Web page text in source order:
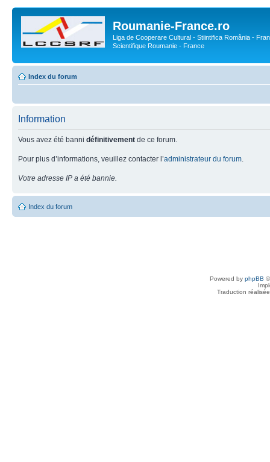
Roumanie-France.ro
Liga de Cooperare Cultural - Stiintifica România -
Scientifique Roumanie - France
Index du forum
Information
Vous avez été banni définitivement de ce forum.
Pour plus d’informations, veuillez contacter l’administrateur du forum
Votre adresse IP a été bannie.
Index du forum
Powered by phpBB
Traduction